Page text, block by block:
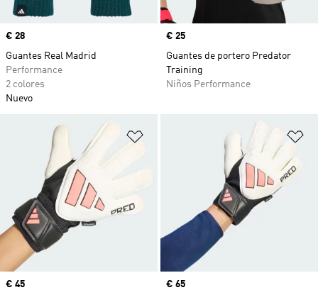
Precio
€ 28
Guantes Real Madrid
Performance
2 colores
Nuevo
Precio
€ 25
Guantes de portero Predator
Training
Niños Performance
Precio
€ 45
Precio
€ 65